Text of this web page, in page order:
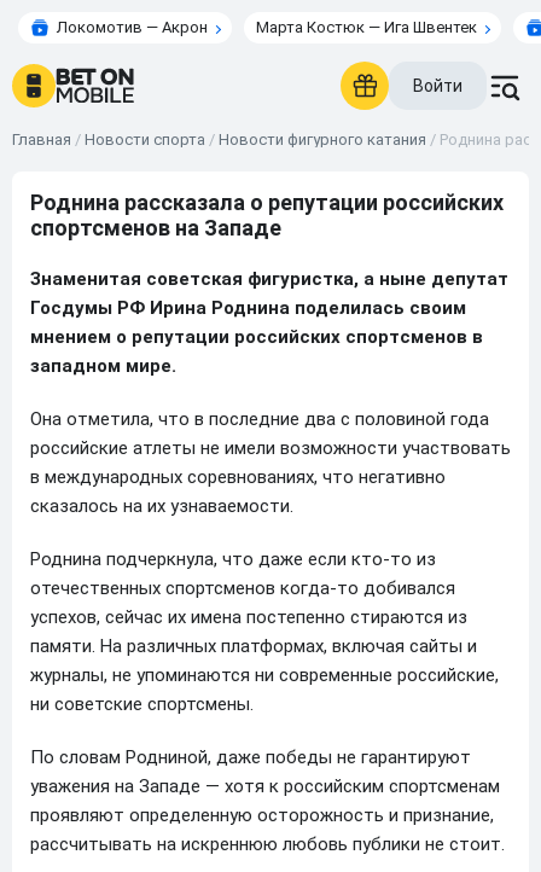
Локомотив — Акрон Марта Костюк — Ига Швентек
Войти
Главная / Новости спорта / Новости фигурного катания / Роднина
Роднина рассказала о репутации российских
спортсменов на Западе
Знаменитая советская фигуристка, а ныне депутат
Госдумы РФ Ирина Роднина поделилась своим
мнением о репутации российских спортсменов в
западном мире.
Она отметила, что в последние два с половиной года
российские атлеты не имели возможности участвовать
в международных соревнованиях, что негативно
сказалось на их узнаваемости.
Роднина подчеркнула, что даже если кто-то из
отечественных спортсменов когда-то добивался
успехов, сейчас их имена постепенно стираются из
памяти. На различных платформах, включая сайты и
журналы, не упоминаются ни современные российские,
ни советские спортсмены.
По словам Родниной, даже победы не гарантируют
уважения на Западе — хотя к российским спортсменам
проявляют определенную осторожность и признание,
рассчитывать на искреннюю любовь публики не стоит.